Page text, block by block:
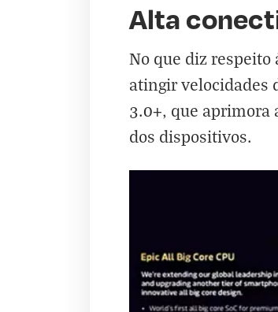
Alta
No que diz respeito
atingir velocidades
3.0+, que aprimora
dos dispositivos.